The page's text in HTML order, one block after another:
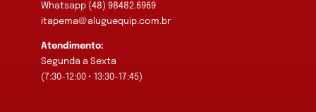
Whatsapp (48) 98482.6969
itapema@aluguequip.com.br
Atendimento:
Segunda a Sexta
(7:30-12:00 • 13:30-17:45)